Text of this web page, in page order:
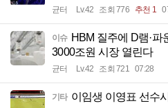
균터 Lv.42 조회 776 추천 1
이슈 HBM 질주에 D램·
3000조원 시장 열린다
균터 Lv.42 조회 721 07:28
기타 이임생 이영표 선수